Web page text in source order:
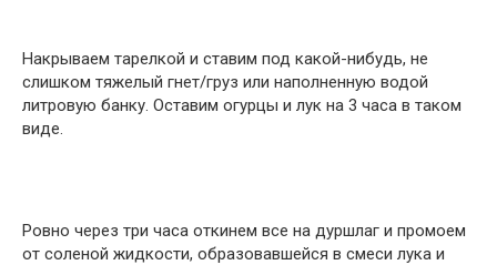
Накрываем тарелкой и ставим под какой-нибудь, не
слишком тяжелый гнет/груз или наполненную водой
литровую банку. Оставим огурцы и лук на 3 часа в таком
виде.
Ровно через три часа откинем все на дуршлаг и промоем
от соленой жидкости, образовавшейся в смеси лука и